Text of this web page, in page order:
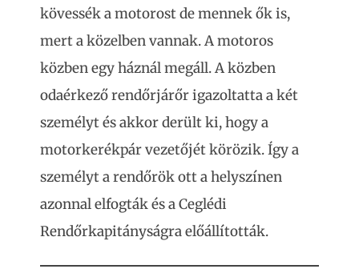
kövessék a motorost de mennek ők is,
mert a közelben vannak. A motoros
közben egy háznál megáll. A közben
odaérkező rendőrjárőr igazoltatta a két
személyt és akkor derült ki, hogy a
motorkerékpár vezetőjét körözik. Így a
személyt a rendőrök ott a helyszínen
azonnal elfogták és a Ceglédi
Rendőrkapitányságra előállították.